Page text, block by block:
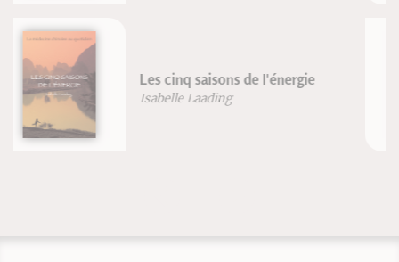
Surpoids et obésité, suivez le
coach
Renaud Roussel